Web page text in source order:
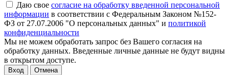
Даю свое согласие на обработку введенной персональной
информации в соответствии с Федеральным Законом №152-
ФЗ от 27.07.2006 "О персональных данных" и политикой
конфиденциальности
Мы не можем обработать запрос без Вашего согласия на
обработку данных. Введенные личные данные не будут видны
в открытом доступе.
Отмена